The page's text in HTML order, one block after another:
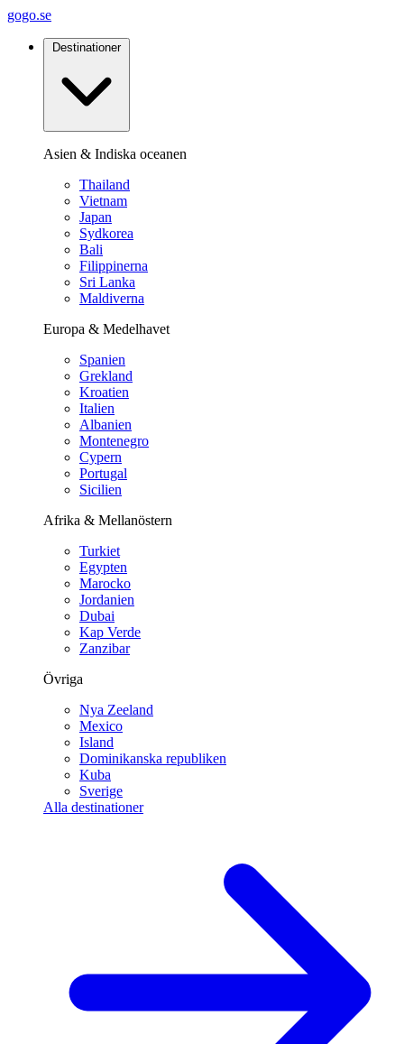
gogo.se
Destinationer
Asien & Indiska oceanen
Thailand
Vietnam
Japan
Sydkorea
Bali
Filippinerna
Sri Lanka
Maldiverna
Europa & Medelhavet
Spanien
Grekland
Kroatien
Italien
Albanien
Montenegro
Cypern
Portugal
Sicilien
Afrika & Mellanöstern
Turkiet
Egypten
Marocko
Jordanien
Dubai
Kap Verde
Zanzibar
Övriga
Nya Zeeland
Mexico
Island
Dominikanska republiken
Kuba
Sverige
Alla destinationer